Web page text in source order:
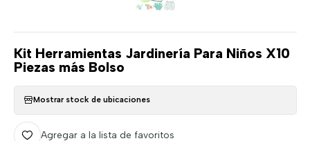
Kit Herramientas Jardinería Para Niños X10
Piezas más Bolso
Mostrar stock de ubicaciones
Agregar a la lista de favoritos